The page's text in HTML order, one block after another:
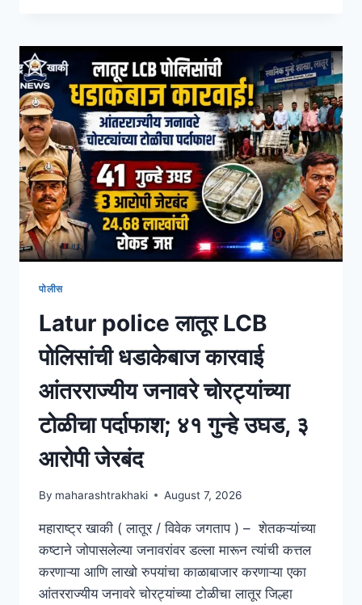
पोलीस
Latur police लातूर LCB
पोलिसांची धडाकेबाज कारवाई
आंतरराज्यीय जनावरे चोरट्यांच्या
टोळीचा पर्दाफाश; ४१ गुन्हे उघड, ३
आरोपी जेरबंद
By maharashtrakhaki August 7, 2026
महाराष्ट्र खाकी ( लातूर / विवेक जगताप ) – शेतकऱ्यांच्या
कष्टाने जोपासलेल्या जनावरांवर डल्ला मारून त्यांची कत्तल
करणाऱ्या आणि लाखो रुपयांचा काळाबाजार करणाऱ्या एका
आंतरराज्यीय जनावरे चोरट्यांच्या टोळीचा लातूर जिल्हा